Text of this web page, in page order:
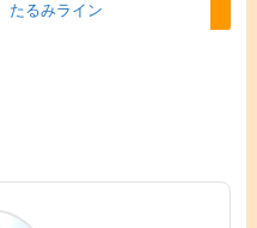
たるみライン